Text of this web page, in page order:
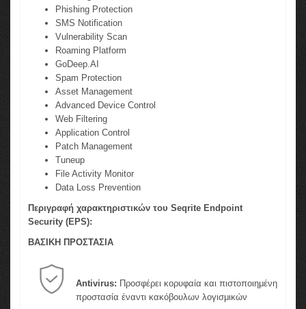
Phishing Protection
SMS Notification
Vulnerability Scan
Roaming Platform
GoDeep.AI
Spam Protection
Asset Management
Advanced Device Control
Web Filtering
Application Control
Patch Management
Tuneup
File Activity Monitor
Data Loss Prevention
Περιγραφή χαρακτηριστικών του Seqrite Endpoint
Security (EPS):
ΒΑΣΙΚΗ ΠΡΟΣΤΑΣΙΑ
Antivirus: Προσφέρει κορυφαία και πιστοποιημένη
προστασία έναντι κακόβουλων λογισμικών